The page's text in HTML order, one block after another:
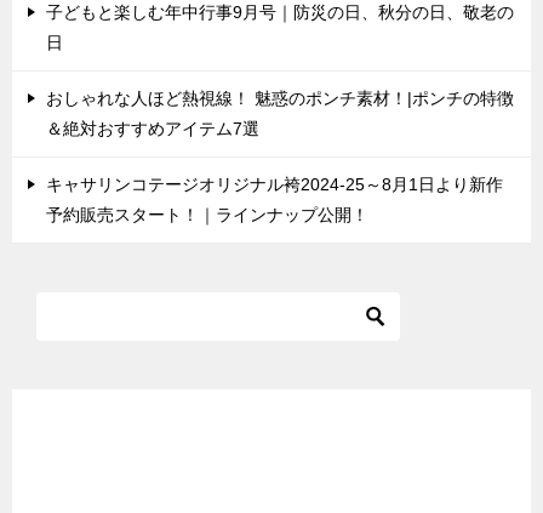
子どもと楽しむ年中行事9月号｜防災の日、秋分の日、敬老の
日
おしゃれな人ほど熱視線！ 魅惑のポンチ素材！|ポンチの特徴
＆絶対おすすめアイテム7選
キャサリンコテージオリジナル袴2024-25～8月1日より新作
予約販売スタート！｜ラインナップ公開！